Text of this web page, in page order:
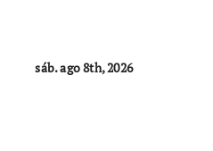
sáb. ago 8th, 2026